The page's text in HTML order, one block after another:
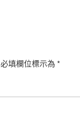
必填欄位標示為 *